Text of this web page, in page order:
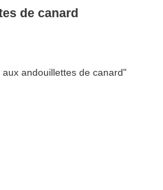
de canard